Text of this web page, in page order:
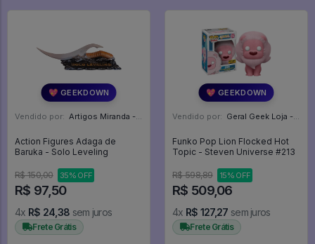
💖 GEEKDOWN
Vendido por: Artigos Miranda - RJ
Action Figures Adaga de
Baruka - Solo Leveling
R$ 150,00 35% OFF
R$ 97,50
4x R$ 24,38 sem juros
Frete Grátis
💖 GEEKDOWN
Vendido por: Geral Geek Loja - SP
Funko Pop Lion Flocked Hot
Topic - Steven Universe #213
R$ 598,89 15% OFF
R$ 509,06
4x R$ 127,27 sem juros
Frete Grátis